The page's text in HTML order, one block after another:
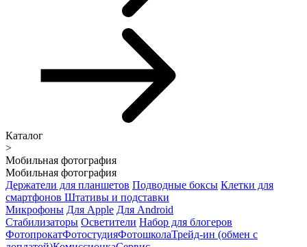
Каталог
>
Мобильная фотография
Мобильная фотография
Держатели для планшетов Подводные боксы Клетки для
смартфонов Штативы и подставки
Микрофоны Для Apple Для Android
Стабилизаторы Осветители Набор для блогеров
ФотопрокатФотостудияФотошколаТрейд-ин (обмен с